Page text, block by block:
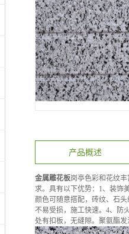
产品概述
金属雕花板岗亭色彩和花纹
求。具有以下优势：1、装饰
颜色可随意搭配，砖纹、石
不易受损，施工快速。4、防
处有扣板，无缝隙。聚氨酯